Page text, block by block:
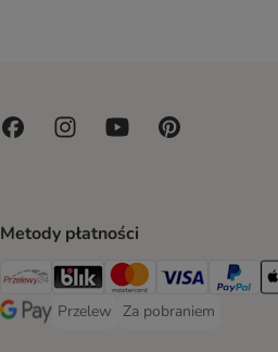
Metody płatności
Przelewy24 Payment Method
Blik Payment Method
MasterCard Payment
Visa Payment
PayPal
Google Pay Payment Method
Przelew
Przelew Payment Method
Za pobraniem
Za pobraniem Payment